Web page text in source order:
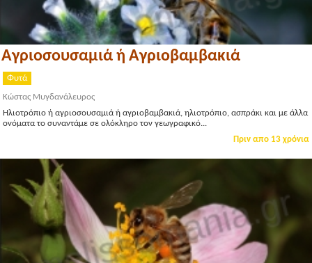
Αγριοσουσαμιά ή Αγριοβαμβακιά
Φυτά
Κώστας Μυγδανάλευρος
Ηλιοτρόπιο ή αγριοσουσαμιά ή αγριοβαμβακιά, ηλιοτρόπιο, ασπράκι και με άλλα
ονόματα το συναντάμε σε ολόκληρο τον γεωγραφικό...
Πριν απο 13 χρόνια